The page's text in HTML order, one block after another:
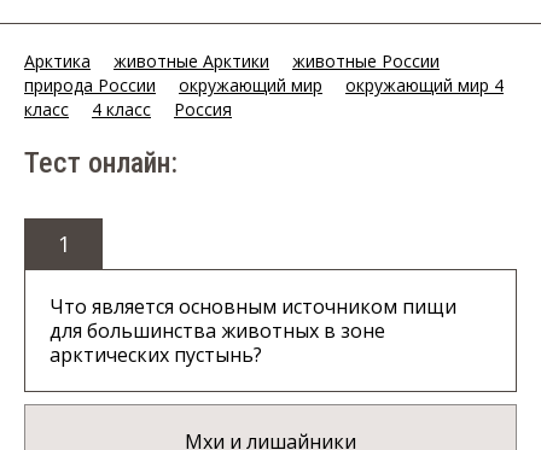
Арктика животные Арктики
животные России
природа России
окружающий мир
окружающий мир 4
класс
4 класс Россия
Тест онлайн:
1
Что является основным источником пищи
для большинства животных в зоне
арктических пустынь?
Мхи и лишайники